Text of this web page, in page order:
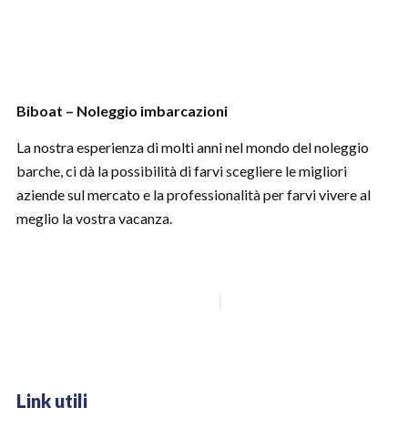
Biboat – Noleggio imbarcazioni
La nostra esperienza di molti anni nel mondo del noleggio
barche, ci dà la possibilità di farvi scegliere le migliori
aziende sul mercato e la professionalità per farvi vivere al
meglio la vostra vacanza.
Link utili